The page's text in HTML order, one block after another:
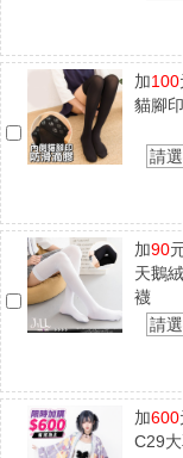
加100
貓腳
請
加90
天鵝
襪
請
加600
C29